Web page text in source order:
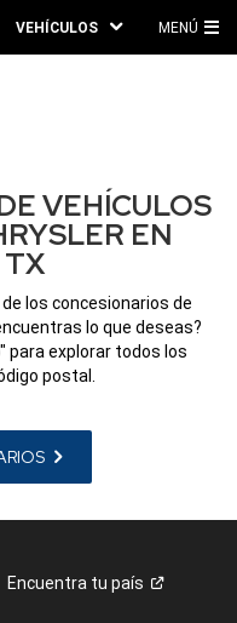
VEHÍCULOS MENÚ
VEHÍCULOS
EN
los concesionarios de
lo que deseas?
para explorar todos los
postal.
Encuentra tupaís